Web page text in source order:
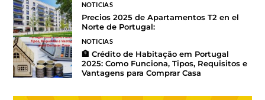
NOTICIAS
Precios 2025 de Apartamentos T2 en el
Norte de Portugal:
NOTICIAS
🏦 Crédito de Habitação em Portugal
2025: Como Funciona, Tipos, Requisitos e
Vantagens para Comprar Casa